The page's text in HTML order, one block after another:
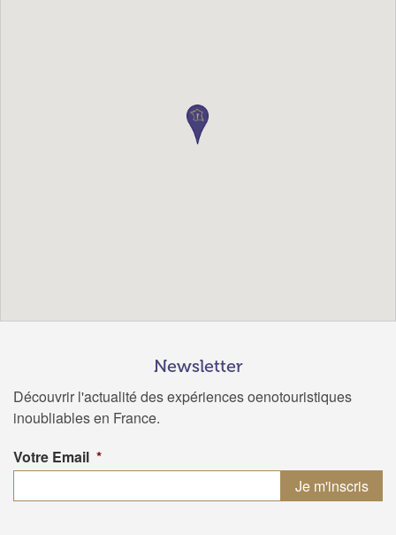
Newsletter
Découvrir l'actualité des expériences oenotouristiques
inoubliables en France.
Votre Email *